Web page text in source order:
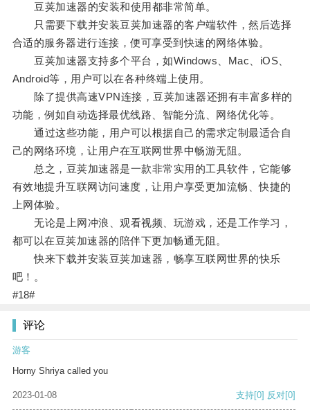
豆荚加速器的安装和使用都非常简单。
只需要下载并安装豆荚加速器的客户端软件，然后选择
合适的服务器进行连接，便可享受到快速的网络体验。
豆荚加速器支持多个平台，如Windows、Mac、iOS、
Android等，用户可以在各种终端上使用。
除了提供高速VPN连接，豆荚加速器还拥有丰富多样的
功能，例如自动选择最优线路、智能分流、网络优化等。
通过这些功能，用户可以根据自己的需求定制最适合自
己的网络环境，让用户在互联网世界中畅游无阻。
总之，豆荚加速器是一款非常实用的工具软件，它能够
有效地提升互联网访问速度，让用户享受更加流畅、快捷的
上网体验。
无论是上网冲浪、观看视频、玩游戏，还是工作学习，
都可以在豆荚加速器的陪伴下更加畅通无阻。
快来下载并安装豆荚加速器，畅享互联网世界的快乐
吧！。
#18#
评论
游客
Horny Shriya called you
2023-01-08 支持[0] 反对[0]